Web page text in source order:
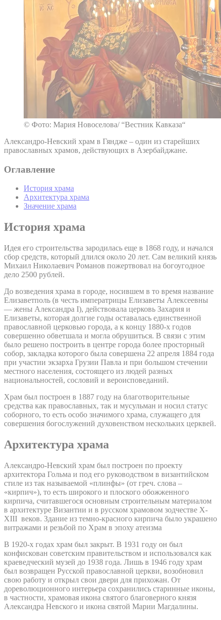
© Фото: Мария Новоселова/ “Вестник Кавказа“
Александро-Невский храм в Гяндже – один из старейших
православных храмов, действующих в Азербайджане.
Оглавление
История храма
Архитектура храма
Значение храма
История храма
Идея его строительства зародилась еще в 1868 году, и начался
сбор средств, который длился около 20 лет. Сам великий князь
Михаил Николаевич Романов пожертвовал на богоугодное
дело 2500 рублей.
До возведения храма в городе, носившем в то время название
Елизаветполь (в честь императрицы Елизаветы Алексеевны
— жены Александра I), действовала церковь Захария и
Елизаветы, которая долгие годы оставалась единственной
православной церковью города, а к концу 1880-х годов
совершенно обветшала и могла обрушиться. В связи с этим
было решено построить в центре города более просторный
собор, закладка которого была совершена 22 апреля 1884 года
при участии экзарха Грузии Павла и при большом стечении
местного населения, состоящего из людей разных
национальностей, сословий и вероисповеданий.
Храм был построен в 1887 году на благотворительные
средства как православных, так и мусульман и носил статус
соборного, то есть особо значимого храма, служащего для
совершения богослужений духовенством нескольких церквей.
Архитектура храма
Александро-Невский храм был построен по проекту
архитектора Гольма и под его руководством в византийском
стиле из так называемой «плинфы» (от греч. слова –
«кирпич»), то есть широкого и плоского обожженного
кирпича, считавшегося основным строительным материалом
в архитектуре Византии и в русском храмовом зодчестве X-
XIII веков. Здание из темно-красного кирпича было украшено
витражами и резьбой по Храм в эпоху атеизма
В 1920-х годах храм был закрыт. В 1931 году он был
конфискован советским правительством и использовался как
краеведческий музей до 1938 года. Лишь в 1946 году храм
был возвращен Русской православной церкви, возобновил
свою работу и открыл свои двери для прихожан. От
дореволюционного интерьера сохранились старинные иконы,
в частности, храмовая икона святого благоверного князя
Александра Невского и икона святой Марии Магдалины.